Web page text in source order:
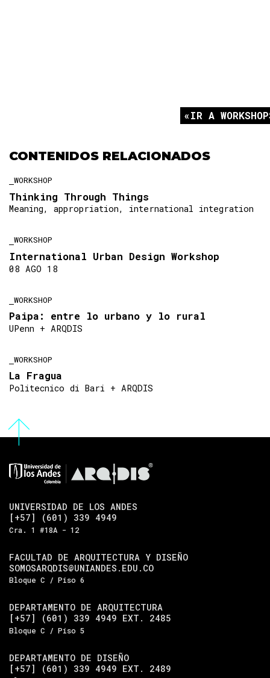
IR A
CONTENIDOS RELACIONADOS
WORKSHOP
Thinking Through Things
Meaning, appropriation, international integration
WORKSHOP
International Urban Design Workshop
08 AGO 18
WORKSHOP
Paipa: entre lo urbano y lo rural
UPenn + ARQDIS
WORKSHOP
La Fragua
Politecnico di Bari + ARQDIS
UNIVERSIDAD DE LOS ANDES
[+57] (601) 339 4949
Cra. 1 #18A - 12
FACULTAD DE ARQUITECTURA Y DISEÑO
SOMOSARQDIS@UNIANDES.EDU.CO
Bloque C / Piso 6
DEPARTAMENTO DE ARQUITECTURA
[+57] (601) 339 4949 EXT. 2485
Bloque C / Piso 5
DEPARTAMENTO DE DISEÑO
[+57] (601) 339 4949 EXT. 2489